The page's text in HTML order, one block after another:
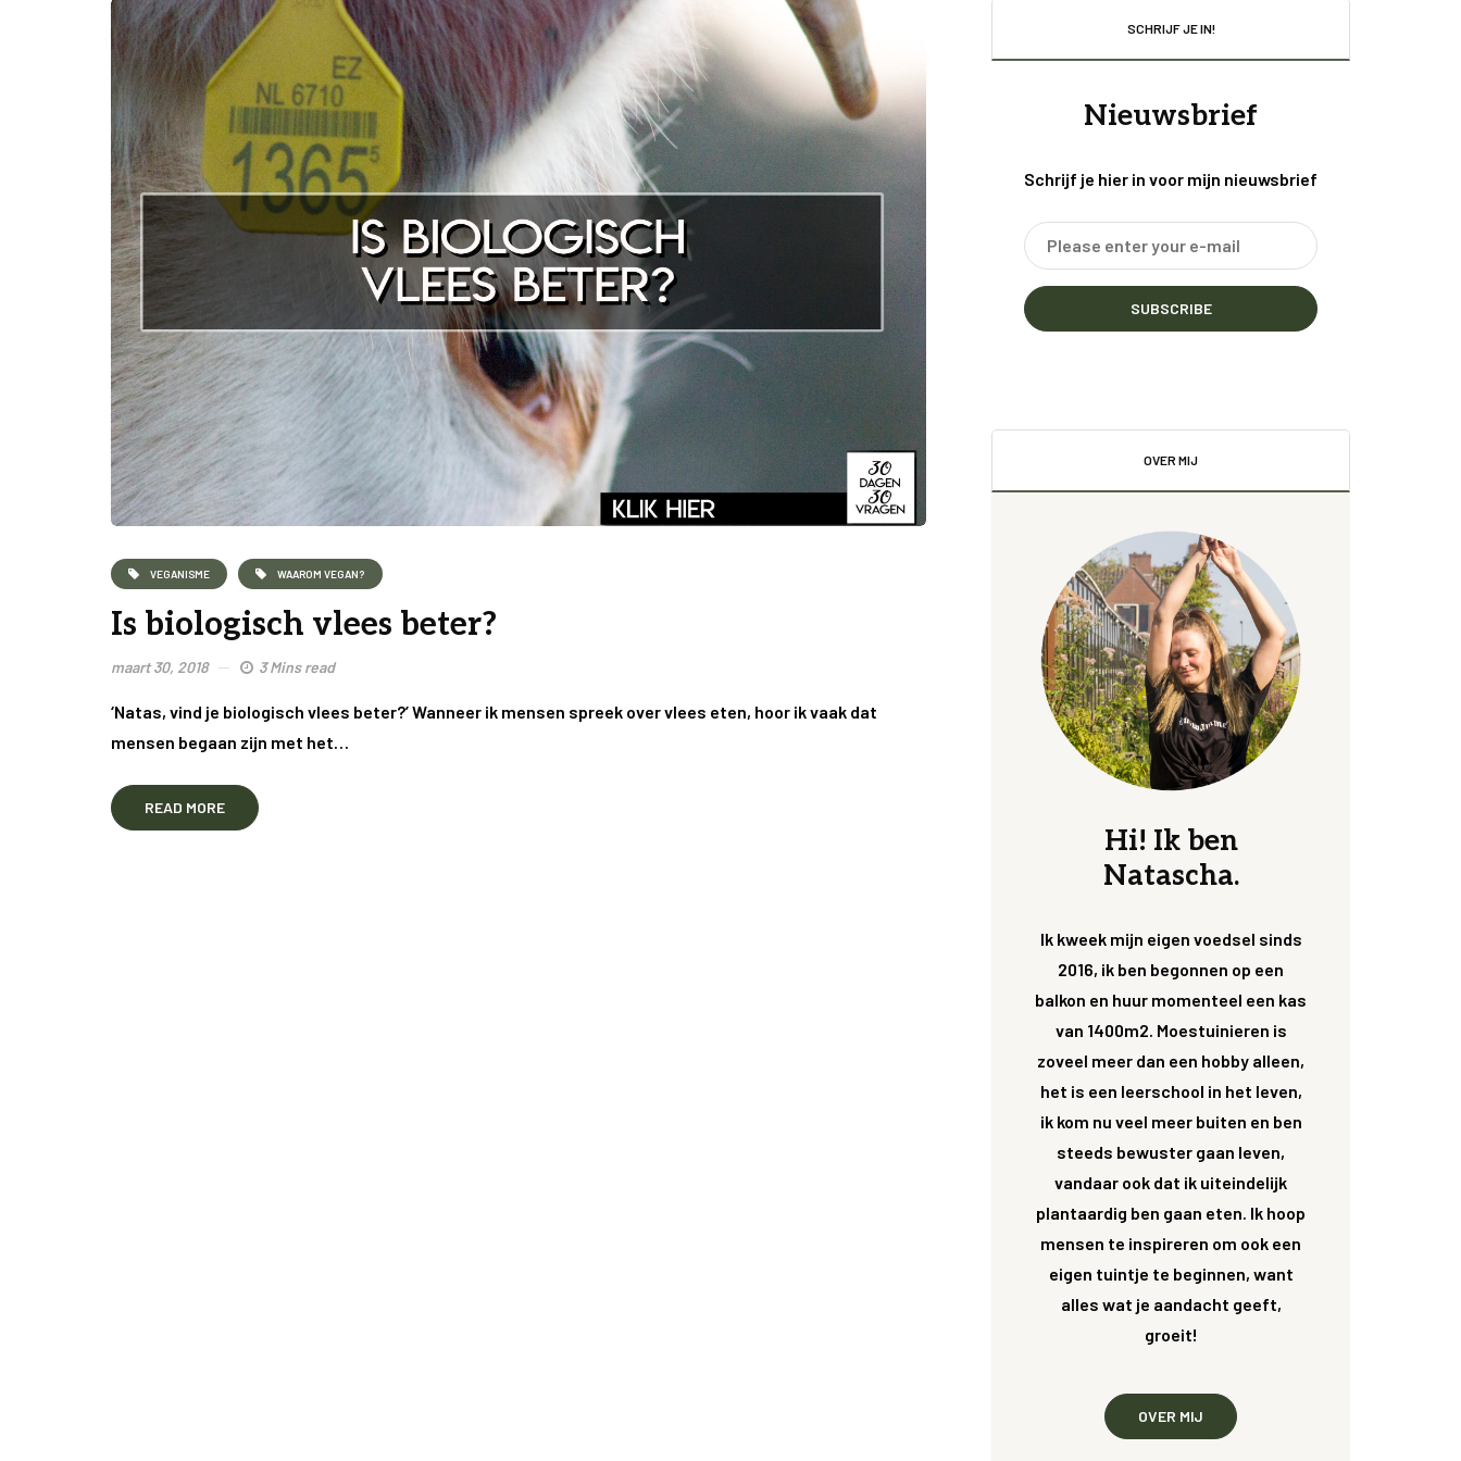
VEGANISME WAAROM VEGAN?
Is biologisch vlees beter?
maart 30, 2018 3 Mins read
‘Natas, vind je biologisch vlees beter?’ Wanneer ik mensen spreek over vlees eten, hoor ik vaak dat
mensen begaan zijn met het…
READ MORE
SCHRIJF JE IN!
Nieuwsbrief
Schrijf je hier in voor mijn nieuwsbrief
SUBSCRIBE
OVER MIJ
Hi! Ik ben
Natascha.
Ik kweek mijn eigen voedsel sinds
2016, ik ben begonnen op een
balkon en huur momenteel een kas
van 1400m2. Moestuinieren is
zoveel meer dan een hobby alleen,
het is een leerschool in het leven,
ik kom nu veel meer buiten en ben
steeds bewuster gaan leven,
vandaar ook dat ik uiteindelijk
plantaardig ben gaan eten. Ik hoop
mensen te inspireren om ook een
eigen tuintje te beginnen, want
alles wat je aandacht geeft,
groeit!
OVER MIJ